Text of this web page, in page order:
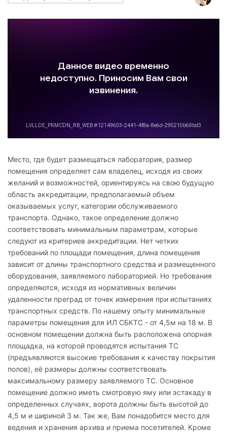
Место, где будет размещаться лаборатория, размер
помещения определяет сам владелец, исходя из своих
желаний и возможностей, ориентируясь на свою будущую
область аккредитации, предполагаемый объем
оказываемых услуг, категории обслуживаемого
транспорта. Однако, такое определение должно
соответствовать минимальным параметрам, которые
следуют из критериев аккредитации. Нет четких
требований по площади помещения, длина помещения
зависит от длины транспортного средства и размещенного
оборудования, заявляемого лабораторией. Но требования
определяются, исходя из нормативных величин
удаленности преград от точек измерения при испытаниях
транспортных средств. По нашему опыту минимальные
параметры помещения для ИЛ СБКТС - от 4,5м на 18 м. В
основном помещении должна быть расположена опорная
площадка, на которой проводятся испытания ТС
(предъявляются высокие требования к качеству покрытия
полов), её размеры должны соответствовать
максимальному размеру заявляемого ТС. Основное
помещение должно иметь смотровую яму или эстакаду в
определенных случаях, ворота должны быть высотой до
4,5 м и шириной 3 м. Так же, Вам понадобится место для
ведения и хранения архива и приема посетителей. Кроме